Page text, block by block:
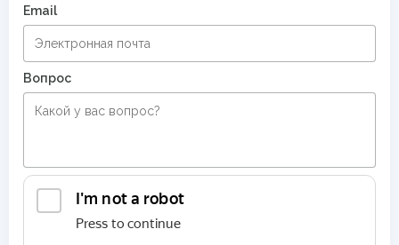
Email
Вопрос